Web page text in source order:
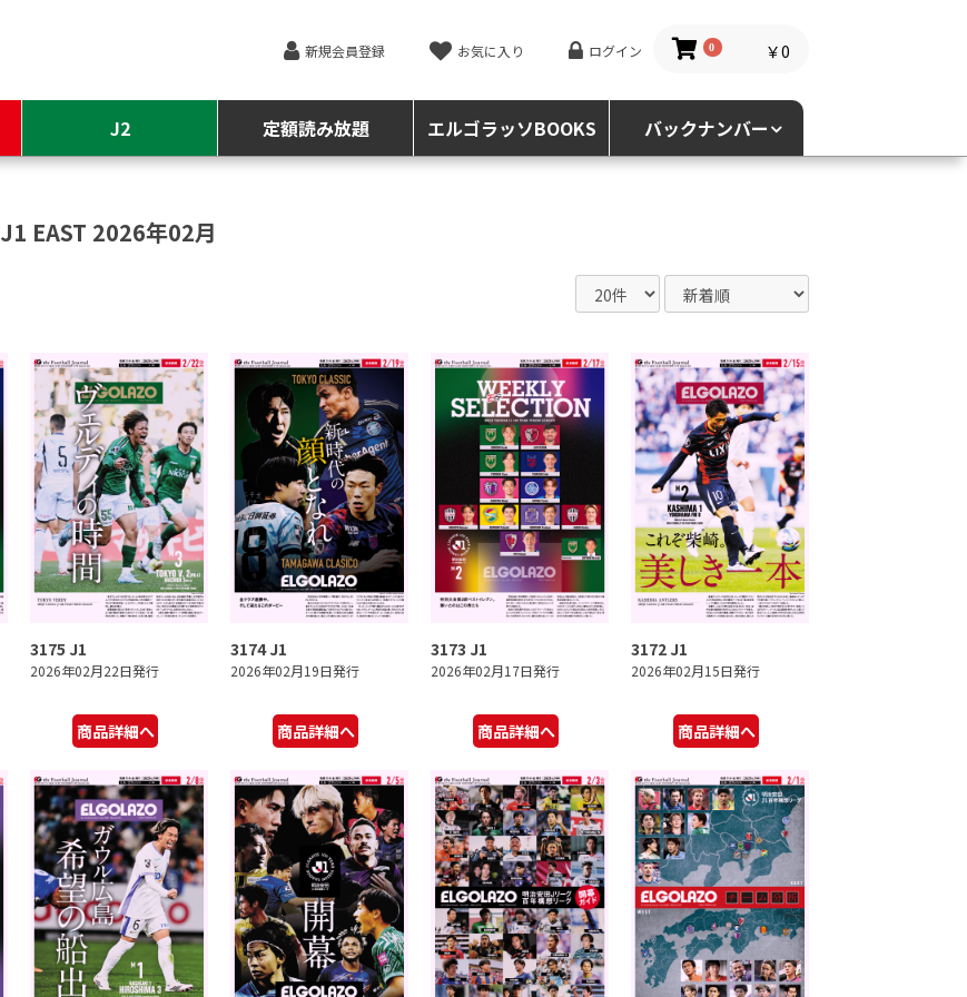
新規会員登録 お気に入り ログイン 0 ￥0
J2 定額読み放題 エルゴラッソBOOKS バックナンバー
J1 EAST 2026年02月
3175 J1
2026年02月22日発行
商品詳細へ
3174 J1
2026年02月19日発行
商品詳細へ
3173 J1
2026年02月17日発行
商品詳細へ
3172 J1
2026年02月15日発行
商品詳細へ